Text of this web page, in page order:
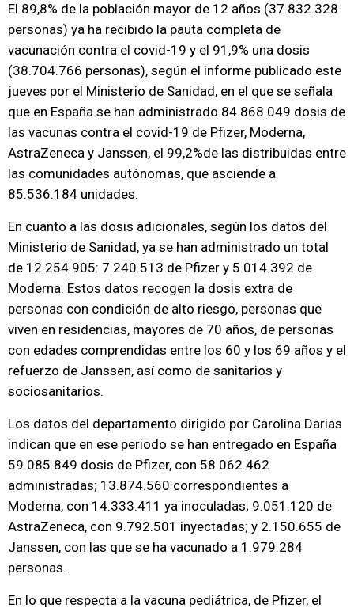
El 89,8% de la población mayor de 12 años (37.832.328
personas) ya ha recibido la pauta completa de
vacunación contra el covid-19 y el 91,9% una dosis
(38.704.766 personas), según el informe publicado este
jueves por el Ministerio de Sanidad, en el que se señala
que en España se han administrado 84.868.049 dosis de
las vacunas contra el covid-19 de Pfizer, Moderna,
AstraZeneca y Janssen, el 99,2%de las distribuidas entre
las comunidades autónomas, que asciende a
85.536.184 unidades.
En cuanto a las dosis adicionales, según los datos del
Ministerio de Sanidad, ya se han administrado un total
de 12.254.905: 7.240.513 de Pfizer y 5.014.392 de
Moderna. Estos datos recogen la dosis extra de
personas con condición de alto riesgo, personas que
viven en residencias, mayores de 70 años, de personas
con edades comprendidas entre los 60 y los 69 años y el
refuerzo de Janssen, así como de sanitarios y
sociosanitarios.
Los datos del departamento dirigido por Carolina Darias
indican que en ese periodo se han entregado en España
59.085.849 dosis de Pfizer, con 58.062.462
administradas; 13.874.560 correspondientes a
Moderna, con 14.333.411 ya inoculadas; 9.051.120 de
AstraZeneca, con 9.792.501 inyectadas; y 2.150.655 de
Janssen, con las que se ha vacunado a 1.979.284
personas.
En lo que respecta a la vacuna pediátrica, de Pfizer, el